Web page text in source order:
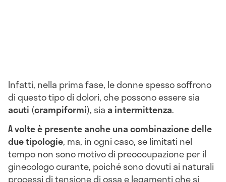
Infatti, nella prima fase, le donne spesso soffrono
di questo tipo di dolori, che possono essere sia
acuti (crampiformi), siaa intermittenza.
A volte è presente anche una combinazione delle
due tipologie, ma, in ogni caso, se limitati nel
tempo non sono motivo di preoccupazione per il
ginecologo curante, poiché sono dovuti ai naturali
processi di tensione di ossa e legamenti che si